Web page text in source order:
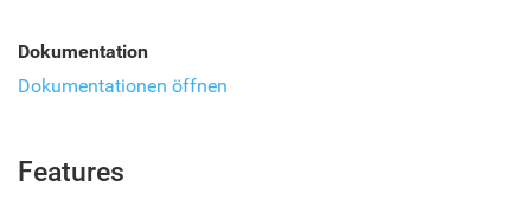
Dokumentation
Dokumentationen öffnen
Features